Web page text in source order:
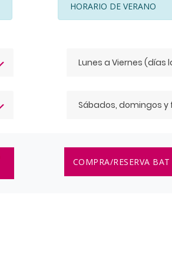
HORARIO DE VERANO
Lunes a Viernes (días
Sábados, domingos y
COMPRA/RESERVA BAT